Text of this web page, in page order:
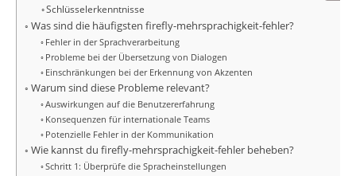
Schlüsselerkenntnisse
Was sind die häufigsten firefly-mehrsprachigkeit-fehler?
Fehler in der Sprachverarbeitung
Probleme bei der Übersetzung von Dialogen
Einschränkungen bei der Erkennung von Akzenten
Warum sind diese Probleme relevant?
Auswirkungen auf die Benutzererfahrung
Konsequenzen für internationale Teams
Potenzielle Fehler in der Kommunikation
Wie kannst du firefly-mehrsprachigkeit-fehler beheben?
Schritt 1: Überprüfe die Spracheinstellungen